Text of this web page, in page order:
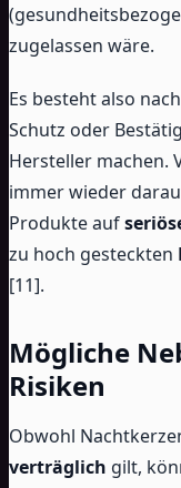
zugelassen wäre.
Es besteht also
Schutz oder
Hersteller machen.
immer wieder
Produkte auf
zu hoch gesteckten
[11].
Mögliche
Risiken
Obwohl
verträglich gilt,